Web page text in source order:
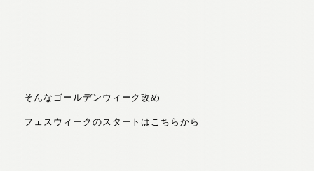
そんなゴールデンウィーク改め
フェスウィークのスタートはこちらから